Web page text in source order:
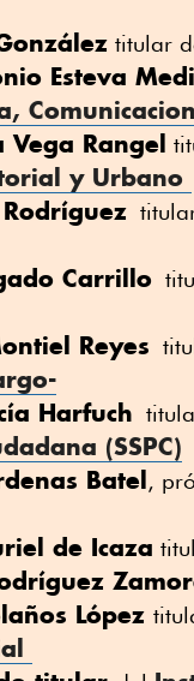
titular
Esteva
Vega Rangel
y Urbano
Carrillo
Reyes
Harfuch
(SSPC)
Batel,
de Icaza
López